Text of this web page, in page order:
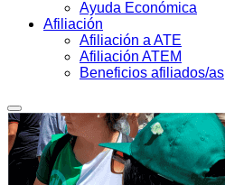
Ayuda Económica
Afiliación
Afiliación a ATE
Afiliación ATEM
Beneficios afiliados/as